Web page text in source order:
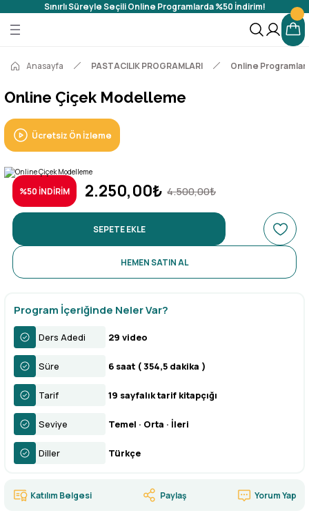
Sınırlı Süreyle Seçili Online Programlarda %50 İndirim!
Geri Dön
Geri Dön
Anasayfa PASTACILIK PROGRAMLARI Online Programlar
Online Çiçek Modelleme
Ücretsiz Ön İzleme
%50 İNDİRİM 2.250,00₺ 4.500,00₺
SEPETE EKLE
HEMEN SATIN AL
Program İçeriğinde Neler Var?
Ders Adedi 29 video
Süre 6 saat ( 354,5 dakika )
Tarif 19 sayfalık tarif kitapçığı
Seviye Temel · Orta · İleri
Diller Türkçe
Katılım Belgesi Paylaş Yorum Yap